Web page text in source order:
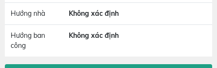
Hướng nhà Không xác định
Hướng ban
công
Không xác định